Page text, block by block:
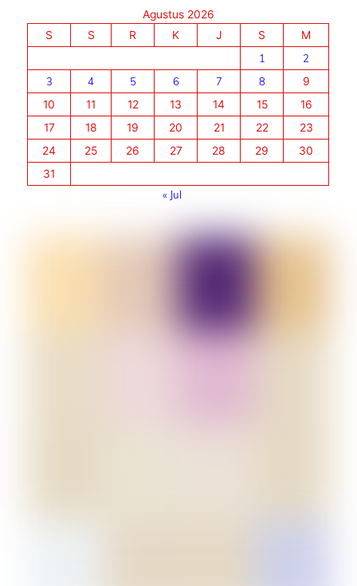
Agustus 2026
S
S R K J S
M
1
2
3
4 5 6 7 8
9
10
11 12 13 14 15
16
17
18 19 20 21 22
23
24
25 26 27 28 29
30
31
« Jul